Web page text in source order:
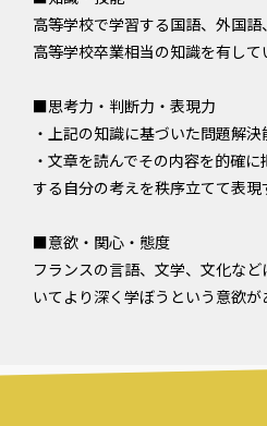
高等学校で学習する国語、外国語
高等学校卒業相当の知識を有して
■思考力・判断力・表現力
・上記の知識に基づいた問題解決
・文章を読んでその内容を的確
する自分の考えを秩序立てて表現
■意欲・関心・態度
フランスの言語、文学、文化な
いてより深く学ぼうという意欲が